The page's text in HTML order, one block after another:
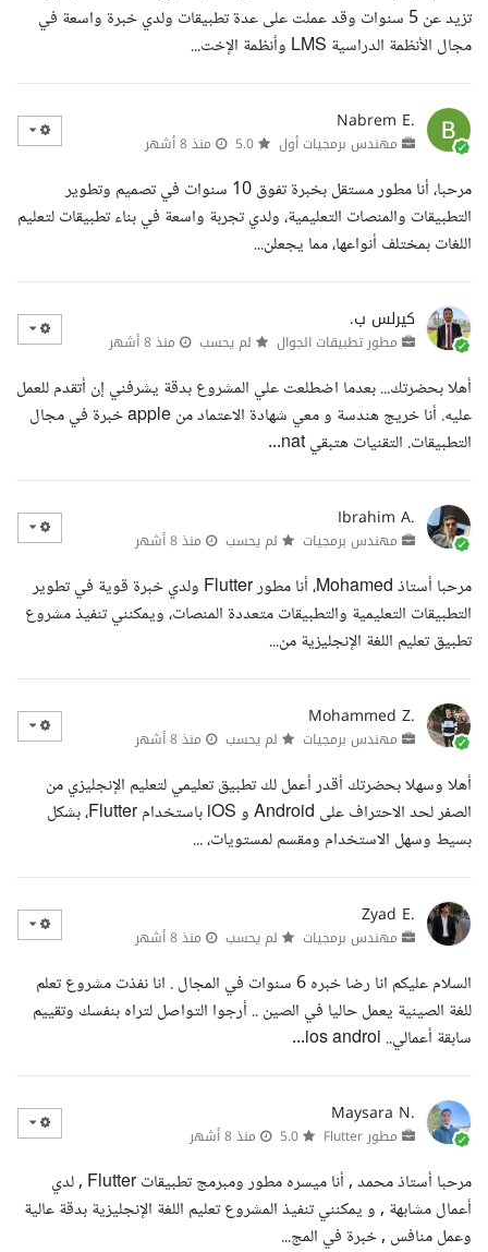
تزيد عن 5 سنوات وقد عملت على عدة تطبيقات ولدي خبرة واسعة في
مجال الأنظمة الدراسية LMS وأنظمة الإخت...
Nabrem E.
مهندس برمجيات أول منذ 8 أشهر
مرحبا، أنا مطور مستقل بخبرة تفوق 10 سنوات في تصميم وتطوير
التطبيقات والمنصات التعليمية، ولدي تجربة واسعة في بناء تطبيقات لتعليم
اللغات بمختلف أنواعها، مما يجعلن...
كيرلس ب.
مطور تطبيقات الجوال لم يحسب منذ 8 أشهر
أهلا بحضرتك... بعدما اضطلعت علي المشروع بدقة يشرفني إن أتقدم للعمل
عليه. أنا خريج هندسة و معي شهادة الاعتماد من apple خبرة في مجال
التطبيقات. التقنيات هتبقي nat...
Ibrahim A.
مهندس برمجيات لم يحسب منذ 8 أشهر
مرحبا أستاذ Mohamed، أنا مطور Flutter ولدي خبرة قوية في تطوير
التطبيقات التعليمية والتطبيقات متعددة المنصات، ويمكنني تنفيذ مشروع
تطبيق تعليم اللغة الإنجليزية من...
Mohammed Z.
مهندس برمجيات لم يحسب منذ 8 أشهر
أهلا وسهلا بحضرتك أقدر أعمل لك تطبيق تعليمي لتعليم الإنجليزي من
الصفر لحد الاحتراف على Android و iOS باستخدام Flutter، بشكل
بسيط وسهل الاستخدام ومقسم لمستويات، ...
Zyad E.
مهندس برمجيات لم يحسب منذ 8 أشهر
السلام عليكم انا رضا خبره 6 سنوات في المجال . انا نفذت مشروع تعلم
للغة الصينية يعمل حاليا في الصين .. أرجوا التواصل لتراه بنفسك وتقييم
سابقة أعمالي.. ios androi...
Maysara N.
مطور Flutter منذ 8 أشهر
مرحبا أستاذ محمد , أنا ميسره مطور ومبرمج تطبيقات Flutter , لدي
أعمال مشابهة , و يمكنني تنفيذ المشروع تعليم اللغة الإنجليزية بدقة عالية
وعمل منافس , خبرة في المج...